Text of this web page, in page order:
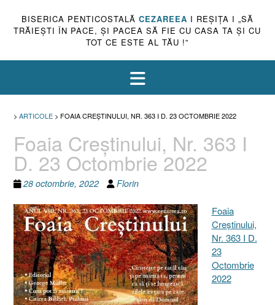
BISERICA PENTICOSTALĂ CEZAREEA I REŞIŢA I „SĂ
TRĂIEŞTI ÎN PACE, ŞI PACEA SĂ FIE CU CASA TA ŞI CU
TOT CE ESTE AL TĂU !”
> ARTICOLE > FOAIA CREŞTINULUI, NR. 363 I D. 23 OCTOMBRIE 2022
Foaia Creştinului, Nr. 363 I
D. 23 Octombrie 2022
28 octombrie, 2022 Florin
Foaia
Creştinului,
Nr. 363 I D.
23
Octombrie
2022